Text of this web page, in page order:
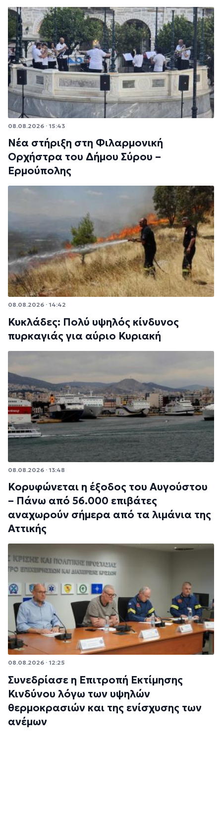
08.08.2026 · 15:43
Νέα στήριξη στη Φιλαρμονική
Ορχήστρα του Δήμου Σύρου –
Ερμούπολης
08.08.2026 · 14:42
Κυκλάδες: Πολύ υψηλός κίνδυνος
πυρκαγιάς για αύριο Κυριακή
08.08.2026 · 13:48
Κορυφώνεται η έξοδος του Αυγούστου
– Πάνω από 56.000 επιβάτες
αναχωρούν σήμερα από τα λιμάνια της
Αττικής
08.08.2026 · 12:25
Συνεδρίασε η Επιτροπή Εκτίμησης
Κινδύνου λόγω των υψηλών
θερμοκρασιών και της ενίσχυσης των
ανέμων